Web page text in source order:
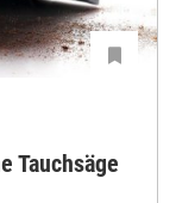
Tauchsäge